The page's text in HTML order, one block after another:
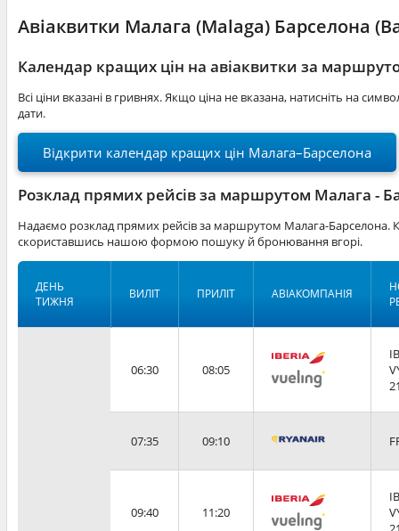
Авіаквитки Малага (Malaga) Барселона
Календар кращих цін на авіаквитки за
Всі ціни вказані в гривнях. Якщо ціна не вказана, натисніть на
дати.
Відкрити календар кращих цін Малага–Барселона
Розклад прямих рейсів за маршрутом Малага -
Надаємо розклад прямих рейсів за маршрутом Малага-Барселона.
скориставшись нашою формою пошуку й бронювання вгорі.
ДЕНЬ
ТИЖНЯ
ВИЛІТ ПРИЛІТ АВІАКОМПАНІЯ
06:30 08:05
07:35 09:10
09:40 11:20